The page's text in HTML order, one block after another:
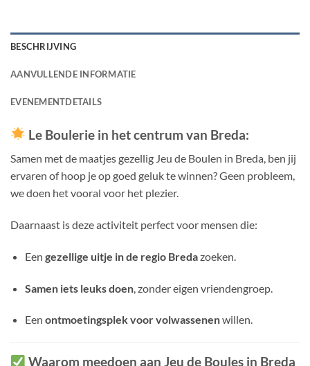
BESCHRIJVING
AANVULLENDE INFORMATIE
EVENEMENTDETAILS
Le Boulerie in het centrum van Breda:
Samen met de maatjes gezellig Jeu de Boulen in Breda, ben jij
ervaren of hoop je op goed geluk te winnen? Geen probleem,
we doen het vooral voor het plezier.
Daarnaast is deze activiteit perfect voor mensen die:
Een gezellige uitje in de regio Bredazoeken.
Samen iets leuks doen, zonder eigen vriendengroep.
Een ontmoetingsplek voor volwassenenwillen.
Waarom meedoen aan Jeu de Boules in Breda